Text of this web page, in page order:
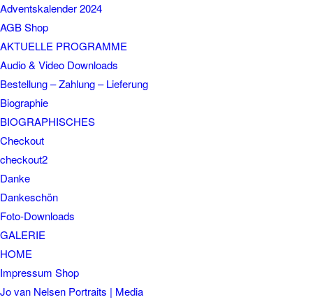
Adventskalender 2024
AGB Shop
AKTUELLE PROGRAMME
Audio & Video Downloads
Bestellung – Zahlung – Lieferung
Biographie
BIOGRAPHISCHES
Checkout
checkout2
Danke
Dankeschön
Foto-Downloads
GALERIE
HOME
Impressum Shop
Jo van Nelsen Portraits | Media